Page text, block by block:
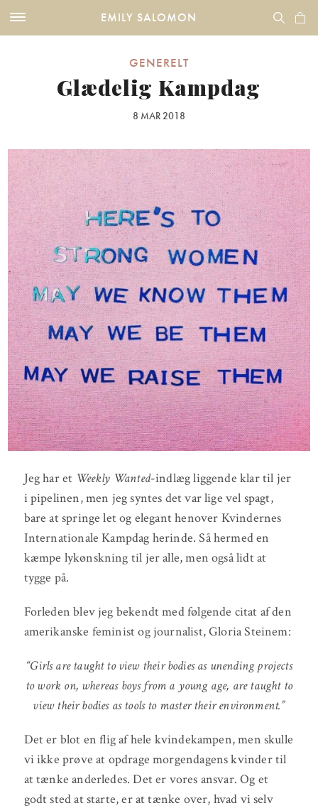
EMILY SALOMON
GENERELT
Glædelig Kampdag
8 MAR 2018
Jeg har et Weekly Wanted-indlæg liggende klar til jer
i pipelinen, men jeg syntes det var lige vel spagt,
bare at springe let og elegant henover Kvindernes
Internationale Kampdag herinde. Så hermed en
kæmpe lykønskning til jer alle, men også lidt at
tygge på.
Forleden blev jeg bekendt med følgende citat af den
amerikanske feminist og journalist, Gloria Steinem:
“Girls are taught to view their bodies as unending projects
to work on, whereas boys from a young age, are taught to
view their bodies as tools to master their environment.”
Det er blot en flig af hele kvindekampen, men skulle
vi ikke prøve at opdrage morgendagens kvinder til
at tænke anderledes. Det er vores ansvar. Og et
godt sted at starte, er at tænke over, hvad vi selv